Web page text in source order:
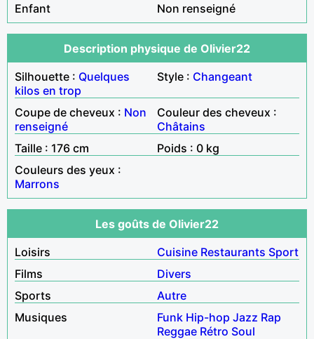
Enfant
Non renseigné
Description physique de Olivier22
Silhouette : Quelques
kilos en trop
Style : Changeant
Coupe de cheveux : Non
renseigné
Couleur des cheveux :
Châtains
Taille : 176 cm
Poids : 0 kg
Couleurs des yeux :
Marrons
Les goûts de Olivier22
Loisirs
Cuisine Restaurants Sport
Films
Divers
Sports
Autre
Musiques
Funk Hip-hop Jazz Rap
Reggae Rétro Soul